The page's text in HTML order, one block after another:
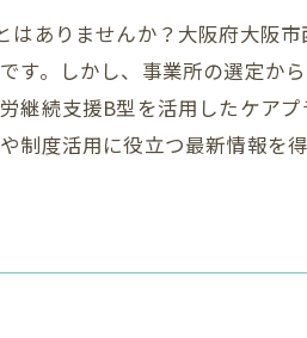
ありませんか？大阪府大阪
す。しかし、事業所の選定か
継続支援B型を活用したケア
制度活用に役立つ最新情報を